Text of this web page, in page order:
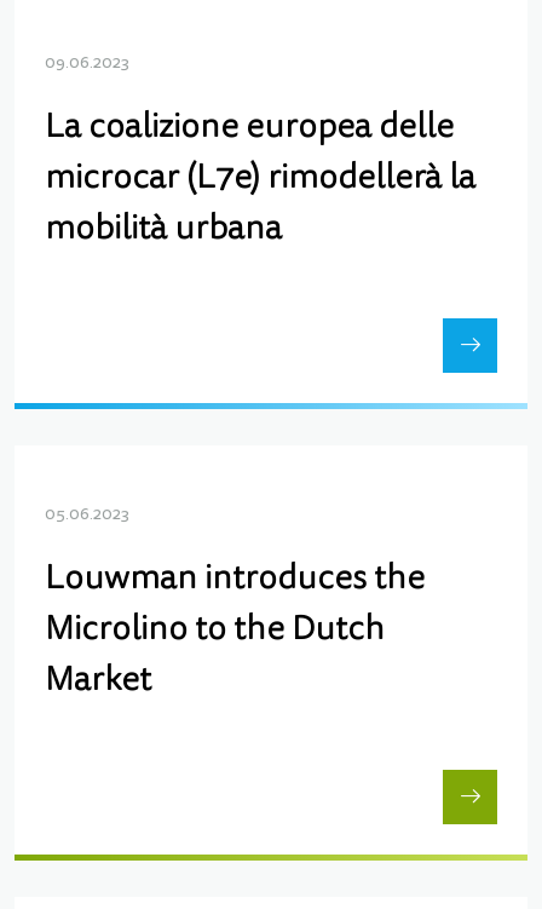
09.06.2023
La coalizione europea delle
microcar (L7e) rimodellerà la
mobilità urbana
05.06.2023
Louwman introduces the
Microlino to the Dutch
Market